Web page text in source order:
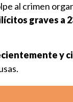
al crimen
graves a
y